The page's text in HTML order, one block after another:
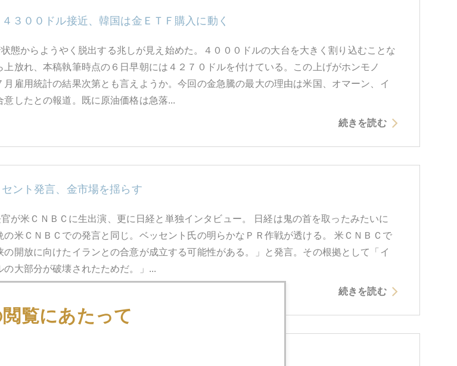
３００ドル接近、韓国は金ＥＴＦ購入に動く
態からようやく脱出する兆しが見え始めた。４０００ドルの大台を大きく割り込むことな
上放れ、本稿執筆時点の６日早朝には４２７０ドルを付けている。この上げがホンモノ
雇用統計の結果次第とも言えようか。今回の金急騰の最大の理由は米国、オマーン、イ
したとの報道。既に原油価格は急落...
続きを読む
ント発言、金市場を揺らす
が米ＣＮＢＣに生出演、更に日経と単独インタビュー。 日経は鬼の首を取ったみたいに
米ＣＮＢＣでの発言と同じ。ベッセント氏の明らかなＰＲ作戦が透ける。 米ＣＮＢＣで
開放に向けたイランとの合意が成立する可能性がある。」と発言。その根拠として「イ
大部分が破壊されたためだ。」...
続きを読む
入、トランプ氏から高市政権への陣中見舞い
覧にあたって